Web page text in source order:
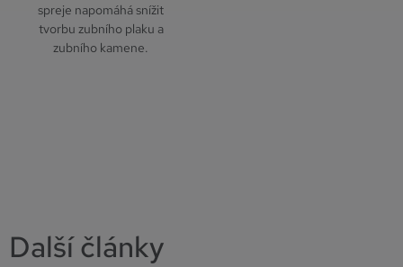
spreje napomáhá snížit
tvorbu zubního plaku a
zubního kamene.
Další články